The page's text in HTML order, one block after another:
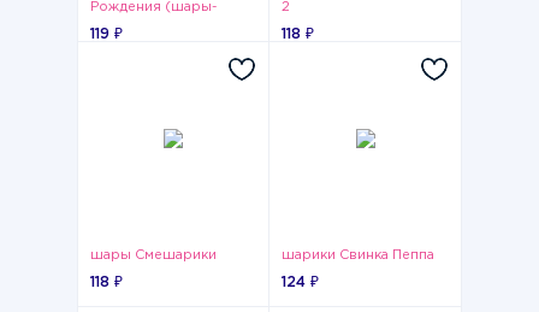
Рождения (шары-
119 ₽
2
118 ₽
шары Смешарики
118 ₽
шарики Свинка Пеппа
124 ₽